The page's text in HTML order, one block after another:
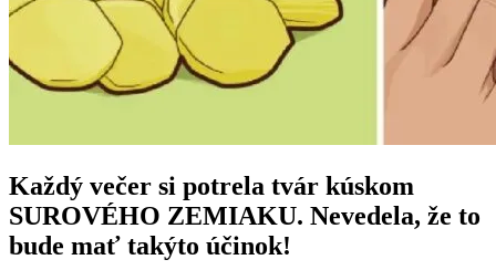
Každý večer si potrela tvár kúskom
SUROVÉHO ZEMIAKU. Nevedela, že to
bude mať takýto účinok!